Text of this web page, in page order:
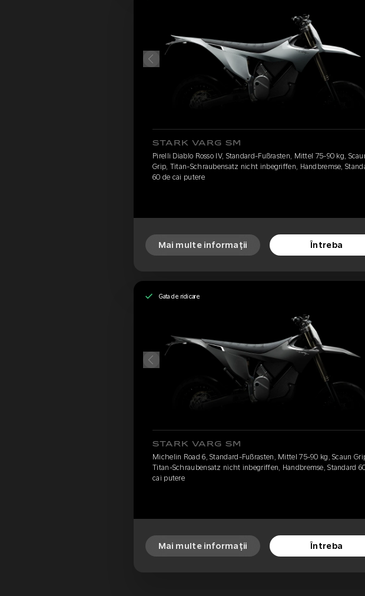
STARK VARG SM
Pirelli Diablo Rosso IV, Standard-Fußrasten, Mittel 75-90 kg,
Grip, Titan-Schraubensatz nicht inbegriffen, Handbremse,
60 de cai putere
Mai multe informații Întreba
Gata de ridicare
STARK VARG SM
Michelin Road 6, Standard-Fußrasten, Mittel 75-90 kg, Scaun
Titan-Schraubensatz nicht inbegriffen, Handbremse, Standard
cai putere
Mai multe informații Întreba